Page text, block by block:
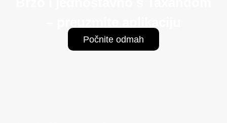
Počnite odmah